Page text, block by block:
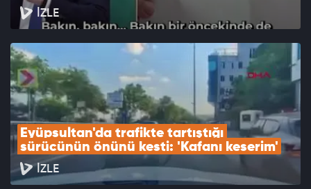
İZLE
Eyüpsultan'da trafikte tartıştığı
sürücünün önünü kesti: 'Kafanı keserim'
İZLE